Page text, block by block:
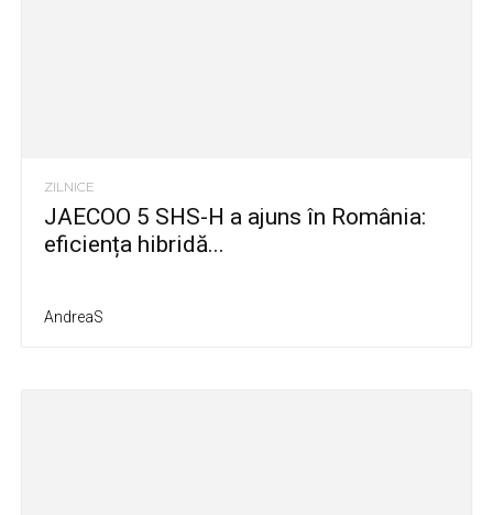
ZILNICE
JAECOO 5 SHS-H a ajuns în România:
eficiența hibridă...
AndreaS